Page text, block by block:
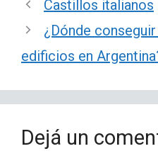
Castillos italianos
¿Dónde
edificios en
Dejá un